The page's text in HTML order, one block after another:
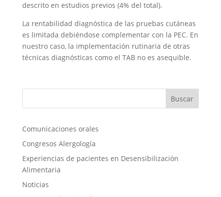
descrito en estudios previos (4% del total).
La rentabilidad diagnóstica de las pruebas cutáneas
es limitada debiéndose complementar con la PEC. En
nuestro caso, la implementación rutinaria de otras
técnicas diagnósticas como el TAB no es asequible.
Comunicaciones orales
Congresos Alergología
Experiencias de pacientes en Desensibilización
Alimentaria
Noticias